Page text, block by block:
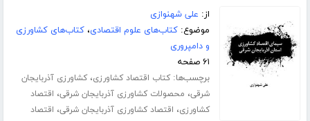
از: علی شهنوازی
موضوع:کتاب‌های علوم اقتصادی،کتاب‌های کشاورزی
و دامپروری
۶۱ صفحه
برچسب‌ها:کتاب اقتصاد کشاورزی،کشاورزی آذربایجان
شرقی، محصولات کشاورزی آذربایجان شرقی، اقتصاد
کشاورزی، اقتصاد کشاورزی آذربایجان شرقی، اقتصاد